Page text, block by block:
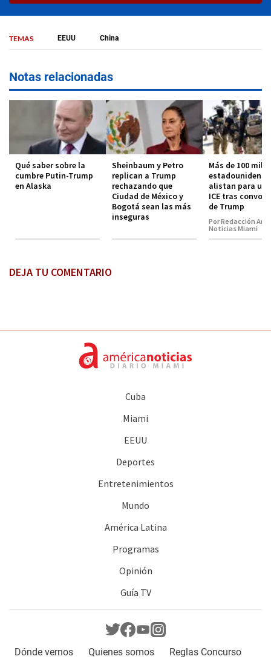
TEMAS EEUU China
Notas relacionadas
Qué saber sobre la
cumbre Putin-Trump
en Alaska
Sheinbaum y Petro
replican a Trump
rechazando que
Ciudad de México y
Bogotá sean las más
inseguras
Más de 100 mil
alistan para
ICE tras
de Trump
Por Redacción
Noticias Miami
DEJA TU COMENTARIO
Cuba
Miami
EEUU
Deportes
Entretenimientos
Mundo
América Latina
Programas
Opinión
Guía TV
Dónde vernos Quienes somos Reglas Concurso